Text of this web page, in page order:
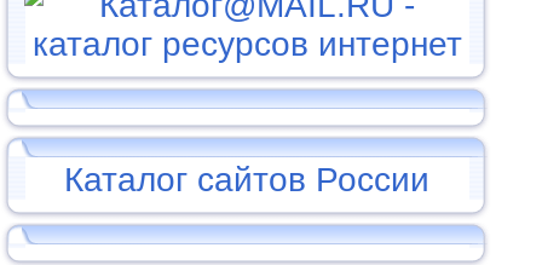
Каталог сайтов России